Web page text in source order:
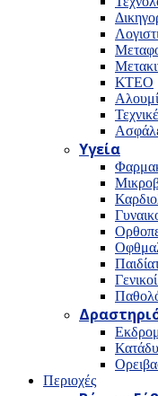
ΚΤΕΟ
Υγεία
Περιοχές